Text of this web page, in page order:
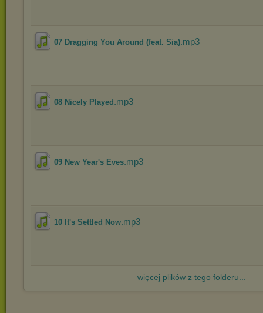
07 Dragging You Around (feat. Sia).mp3
08 Nicely Played .mp3
09 New Year's Eves.mp3
10 It's Settled Now.mp3
więcej plików z tego folderu...